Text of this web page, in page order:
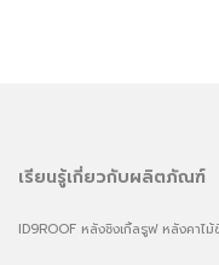
เรียนรู้เกี่ยวกับผลิตภัณฑ์
ID9ROOF หลังชิงเกิ้ลรูฟ หลังคาไ